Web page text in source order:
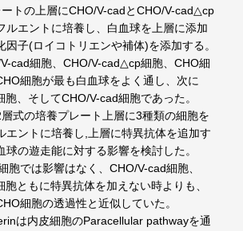
トの上層にCHO/V-cadとCHO/V-cad△cp
ルエントに培養し、白血球を上層に添加
因子(ロイコトリエンや補体)を添加する。
cad細胞、CHO/V-cad△cp細胞、CHO細
細胞が最も白血球をよく通し、次に
、そしてCHO/V-cad細胞であった。
式の培養プレート上層に3種類の細胞を
エントに培養し,上層に特異抗体を追加す
球の遊走能に対する影響を検討した。
胞では影響はなく、CHO/V-cad細胞、
ともに特異抗体を加えない時よりも、
細胞の透過性と近似していた。
は内皮細胞のParacellular pathwayを通